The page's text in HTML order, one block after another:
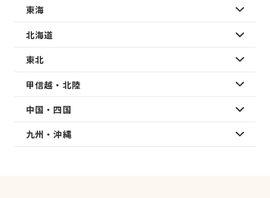
東海
北海道
東北
甲信越・北陸
中国・四国
九州・沖縄